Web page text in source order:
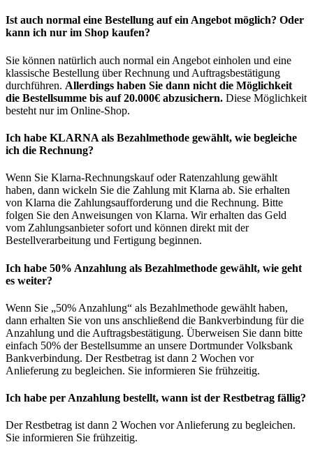
Ist auch normal eine Bestellung auf ein Angebot möglich? Oder
kann ich nur im Shop kaufen?
Sie können natürlich auch normal ein Angebot einholen und eine
klassische Bestellung über Rechnung und Auftragsbestätigung
durchführen. Allerdings haben Sie dann nicht die Möglichkeit
die Bestellsumme bis auf 20.000€ abzusichern. Diese Möglichkeit
besteht nur im Online-Shop.
Ich habe KLARNA als Bezahlmethode gewählt, wie begleiche
ich die Rechnung?
Wenn Sie Klarna-Rechnungskauf oder Ratenzahlung gewählt
haben, dann wickeln Sie die Zahlung mit Klarna ab. Sie erhalten
von Klarna die Zahlungsaufforderung und die Rechnung. Bitte
folgen Sie den Anweisungen von Klarna. Wir erhalten das Geld
vom Zahlungsanbieter sofort und können direkt mit der
Bestellverarbeitung und Fertigung beginnen.
Ich habe 50% Anzahlung als Bezahlmethode gewählt, wie geht
es weiter?
Wenn Sie „50% Anzahlung“ als Bezahlmethode gewählt haben,
dann erhalten Sie von uns anschließend die Bankverbindung für die
Anzahlung und die Auftragsbestätigung. Überweisen Sie dann bitte
einfach 50% der Bestellsumme an unsere Dortmunder Volksbank
Bankverbindung. Der Restbetrag ist dann 2 Wochen vor
Anlieferung zu begleichen. Sie informieren Sie frühzeitig.
Ich habe per Anzahlung bestellt, wann ist der Restbetrag fällig?
Der Restbetrag ist dann 2 Wochen vor Anlieferung zu begleichen.
Sie informieren Sie frühzeitig.